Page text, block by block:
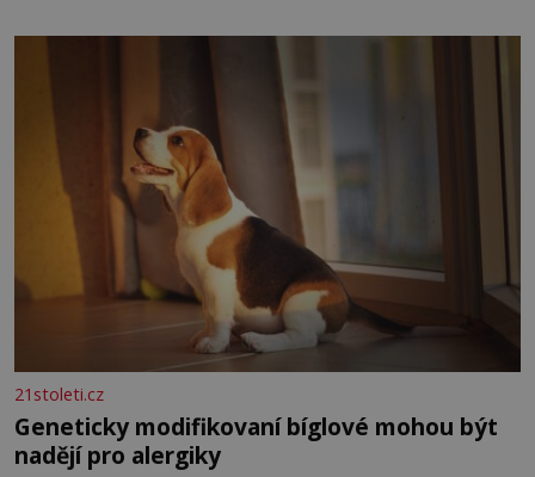
povaze, ale i v potřebách naší pokožky. Ohnivá znamení
Ženy narozené ve znamení Berana, Lva a Střelce v sobě
nesou žár, odvahu a neutuchající elán. Vaše
21stoleti.cz
Geneticky modifikovaní bíglové mohou být
nadějí pro alergiky